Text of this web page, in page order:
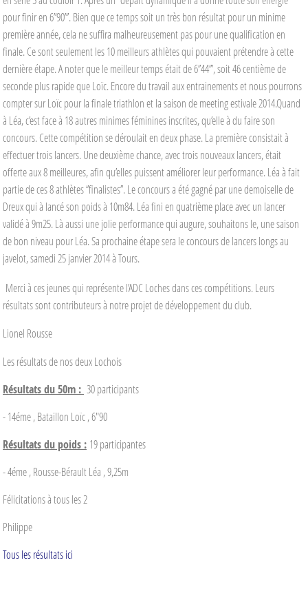
pour finir en 6’’90’’’. Bien que ce temps soit un très bon résultat pour un minime
première année, cela ne suffira malheureusement pas pour une qualification en
finale. Ce sont seulement les 10 meilleurs athlètes qui pouvaient prétendre à cette
dernière étape. A noter que le meilleur temps était de 6’’44’’’, soit 46 centième de
seconde plus rapide que Loïc. Encore du travail aux entrainements et nous pourrons
compter sur Loïc pour la finale triathlon et la saison de meeting estivale 2014.Quand
à Léa, c’est face à 18 autres minimes féminines inscrites, qu’elle à du faire son
concours. Cette compétition se déroulait en deux phase. La première consistait à
effectuer trois lancers. Une deuxième chance, avec trois nouveaux lancers, était
offerte aux 8 meilleures, afin qu’elles puissent améliorer leur performance. Léa à fait
partie de ces 8 athlètes ‘’finalistes’’. Le concours a été gagné par une demoiselle de
Dreux qui à lancé son poids à 10m84. Léa fini en quatrième place avec un lancer
validé à 9m25. Là aussi une jolie performance qui augure, souhaitons le, une saison
de bon niveau pour Léa. Sa prochaine étape sera le concours de lancers longs au
javelot, samedi 25 janvier 2014 à Tours.
Merci à ces jeunes qui représente l’ADC Loches dans ces compétitions. Leurs
résultats sont contributeurs à notre projet de développement du club.
Lionel Rousse
Les résultats de nos deux Lochois
Résultats du 50m : 30 participants
- 14éme , Bataillon Loïc , 6"90
Résultats du poids : 19 participantes
- 4éme , Rousse-Bérault Léa , 9,25m
Félicitations à tous les 2
Philippe
Tous les résultats ici